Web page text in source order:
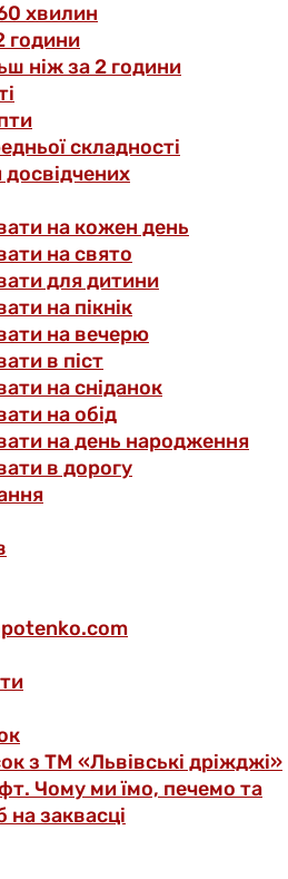
хвилин
години
ніж за 2 години
складності
на кожен день
на свято
для дитини
на пікнік
на вечерю
в піст
на сніданок
на обід
на день народження
в дорогу
з ТМ «Львівські дріжджі»
Чому ми їмо, печемо та
на заквасці